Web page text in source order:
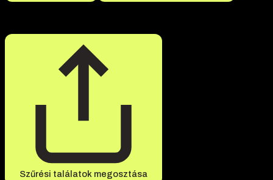
Szűrési találatok megosztása